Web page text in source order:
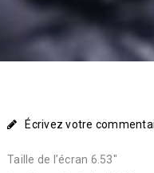
Écrivez votre
Taille de l’écran 6.53″